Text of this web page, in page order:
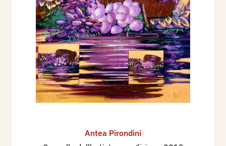
Antea Pirondini